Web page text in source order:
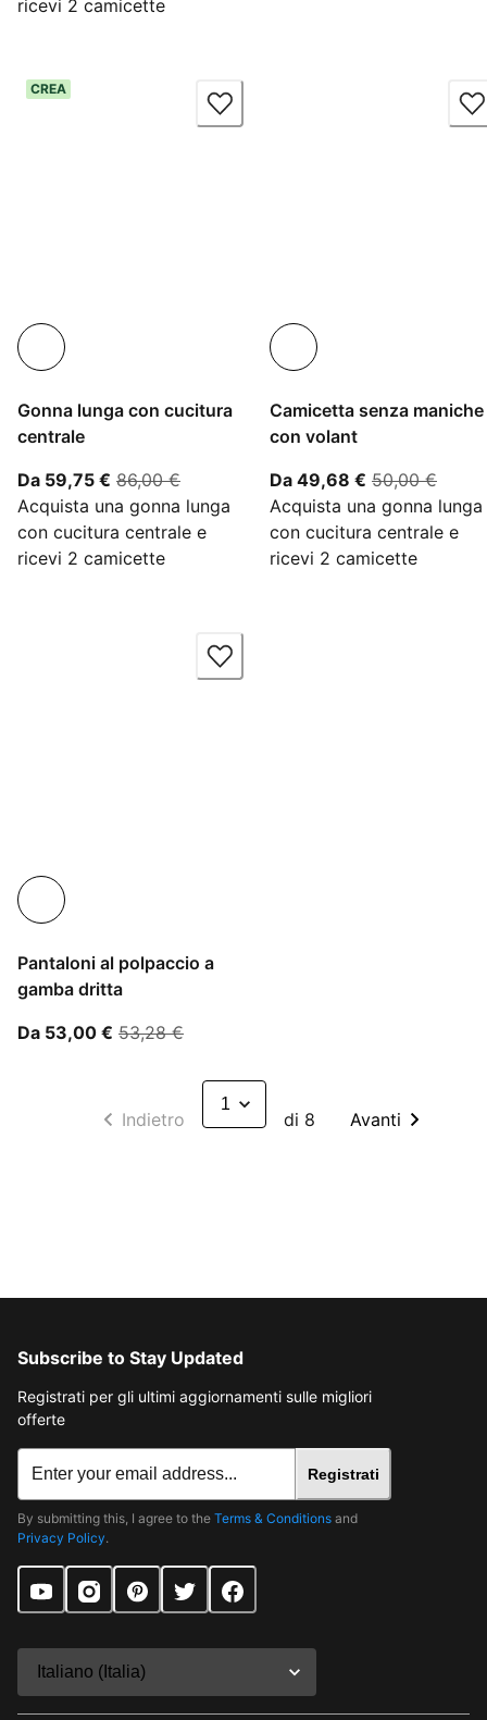
ricevi 2 camicette
Gonna lunga con cucitura
centrale
Da 59,75 € A partire dal prezzo attuale 59,75 €
86,00 €prezzo originale 86,00 €
Acquista una gonna lunga
con cucitura centrale e
ricevi 2 camicette
CREA
Camicetta senza maniche
con volant
Da 49,68 € A partire dal
50,00 €
Acquista una gonna lunga
con cucitura centrale e
ricevi 2 camicette
Pantaloni al polpaccio a
gamba dritta
Da 53,00 € A partire dal prezzo attuale 53,00 €
53,28 €prezzo originale 53,28 €
Indietro di 8 Avanti
Subscribe to Stay Updated
Registrati per gli ultimi aggiornamenti sulle migliori
offerte
Registrati
By submitting this, I agree to the Terms & Conditions and
Privacy Policy.